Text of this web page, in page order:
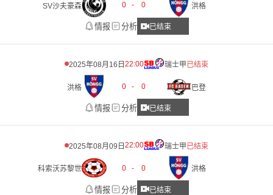
SV沙夫豪森 0 - 0 洪格
情报 分析 已结束
2025年08月16日 22:00 瑞士甲已结束
洪格 0 - 0 巴登
情报 分析 已结束
2025年08月09日 22:00 瑞士甲已结束
科索沃苏黎世 0 - 0 洪格
情报 分析 已结束